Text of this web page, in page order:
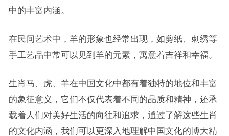
中的丰富内涵。
在民间艺术中，羊的形象也经常出现，如剪纸、刺绣等
手工艺品中常可以见到羊的元素，寓意着吉祥和幸福。
生肖马、虎、羊在中国文化中都有着独特的地位和丰富
的象征意义，它们不仅代表着不同的品质和精神，还承
载着人们对美好生活的向往和追求，通过了解这些生肖
的文化内涵，我们可以更深入地理解中国文化的博大精